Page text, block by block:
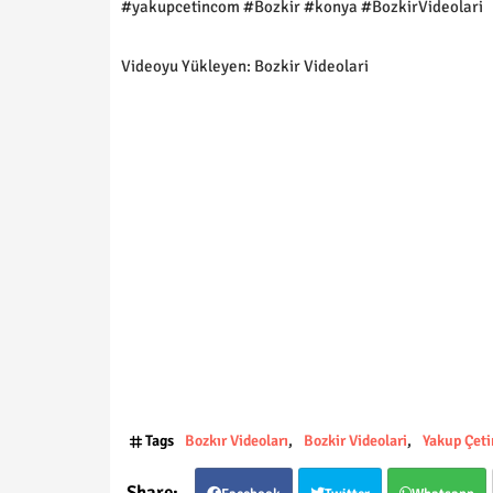
#yakupcetincom #Bozkir #konya #BozkirVideolari
Videoyu Yükleyen: Bozkir Videolari
Tags Bozkır Videoları Bozkir Videolari Yakup